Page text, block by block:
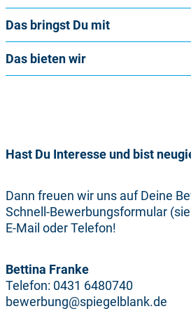
Das bringst Du mit
Das bieten wir
Hast Du Interesse und bist
Dann freuen wir uns auf Deine
Schnell-Bewerbungsformular
E-Mail oder Telefon!
Bettina Franke
Telefon: 0431 6480740
bewerbung@spiegelblank.de